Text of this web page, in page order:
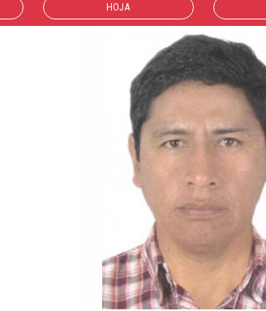
HOJA